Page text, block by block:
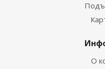
О